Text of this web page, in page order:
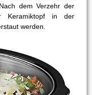
dem Verzehr der
Keramiktopf in der
werden.